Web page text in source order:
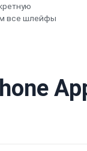
все шлейфы